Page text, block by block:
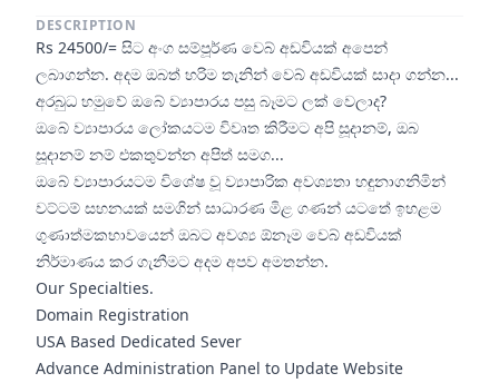
DESCRIPTION
Rs 24500/= සිට අංග සම්පූර්ණ වෙබ් අඩවියක් අපෙන්
ලබාගන්න. අදම ඔබත් හරිම තැනින් වෙබ් අඩවියක් සාදා ගන්න...
අරබුධ හමුවේ ඔබේ ව්‍යාපාරය පසු බෑමට ලක් වෙලාද?
ඔබේ ව්‍යාපාරය ලෝකයටම විවෘත කිරීමට අපි සූදානම්, ඔබ
සූදානම් නම් එකතුවන්න අපිත් සමග...
ඔබේ ව්‍යාපාරයටම විශේෂ වූ ව්‍යාපාරික අවශ්‍යතා හඳුනාගනිමින්
වට්ටම් සහනයක් සමගින් සාධාරණ මිළ ගණන් යටතේ ඉහළම
ගුණාත්මකභාවයෙන් ඔබට අවශ්‍ය ඕනෑම වෙබ් අඩවියක්
නිර්මාණය කර ගැනීමට අදම අපව අමතන්න.
Our Specialties.
Domain Registration
USA Based Dedicated Sever
Advance Administration Panel to Update Website